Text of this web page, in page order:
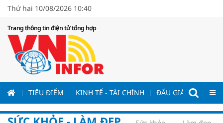
Thứ hai 10/08/2026 10:40
Trang thông tin điện tử tổng hợp
TIÊU ĐIỂM KINH TẾ - TÀI CHÍNH ĐẤU GIÁ - ĐẤU